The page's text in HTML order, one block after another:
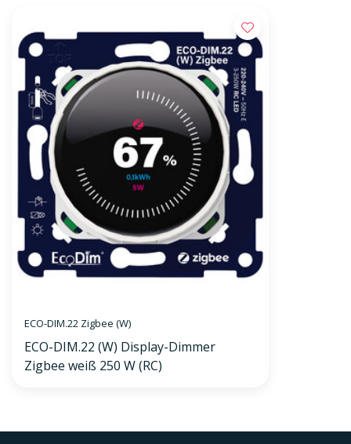
ECO-DIM.22 Zigbee (W)
ECO-DIM.22 (W) Display-Dimmer
Zigbee weiß 250 W (RC)